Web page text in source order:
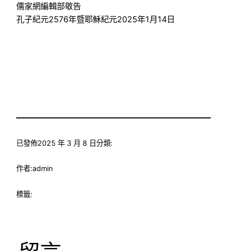
儒家網編輯部敬告
孔子紀元2576年暨耶穌紀元2025年1月14日
已發佈2025 年 3 月 8 日分類:
作者:admin
標籤: